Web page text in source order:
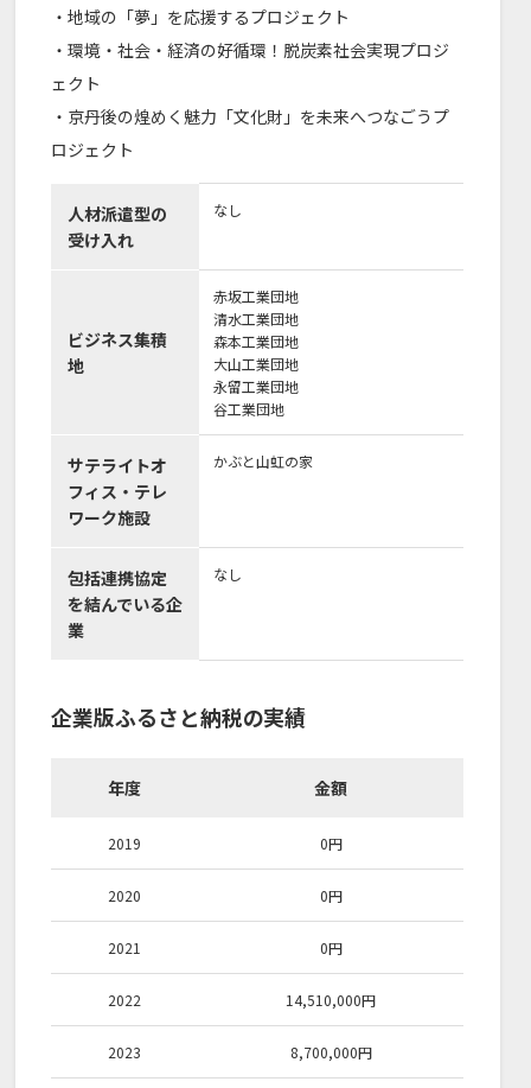
・地域の「夢」を応援するプロジェクト
・環境・社会・経済の好循環！脱炭素社会実現プロジ
ェクト
・京丹後の煌めく魅力「文化財」を未来へつなごうプ
ロジェクト
人材派遣型の
受け入れ
なし
ビジネス集積
地
赤坂工業団地
清水工業団地
森本工業団地
大山工業団地
永留工業団地
谷工業団地
サテライトオ
フィス・テレ
ワーク施設
かぶと山虹の家
包括連携協定
を結んでいる企
業
なし
企業版ふるさと納税の実績
年度 金額
2019 0円
2020 0円
2021 0円
2022 14,510,000円
2023 8,700,000円